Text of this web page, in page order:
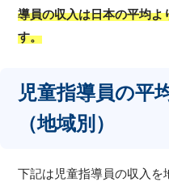
導員の収入は日本の平均よ
す。
児童指導員の平
（地域別）
下記は児童指導員の収入を